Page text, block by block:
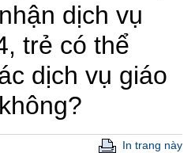
dịch vụ
trẻ có thể
dịch vụ giáo
In trang này